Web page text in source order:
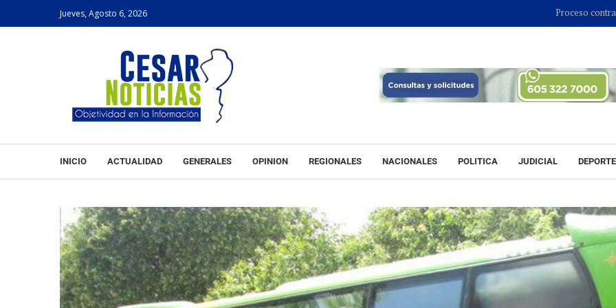
Jueves, Agosto 6, 2026 Proceso contra Jorge
INICIO ACTUALIDAD GENERALES OPINION REGIONALES NACIONALES POLITICA JUDICIAL